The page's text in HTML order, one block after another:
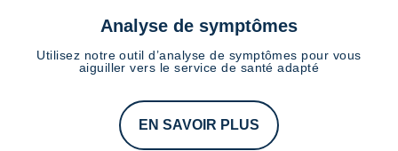
Analyse de symptômes
Utilisez notre outil d’analyse de symptômes pour vous
aiguiller vers le service de santé adapté
EN SAVOIR PLUS